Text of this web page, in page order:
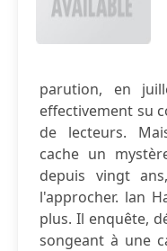
parution, en
effectivement su
de lecteurs.
cache un
depuis vingt
l'approcher. lan
plus. Il enquête,
songeant à une